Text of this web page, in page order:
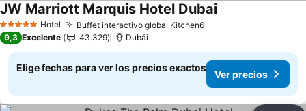
5 Estrellas Hotel Buffet interactivo global Kitchen6Ver precios
JW Marriott Marquis Hotel DubaiVer precios
9,3 Excelente 43.329 Dubái
Elige fechas para ver los precios exactos
Ver precios